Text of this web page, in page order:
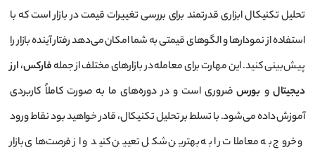
تحلیل تکنیکال ابزاری قدرتمند برای بررسی تغییرات قیمت در بازار است که با
استفاده از نمودارها و الگوهای قیمتی به شما امکان می‌دهد رفتار آینده بازار را
پیش‌بینی کنید. این مهارت برای معامله در بازارهای مختلف از جملهفارکس،ارز
دیجیتال و بورس ضروری است و در دوره‌های ما به صورت کاملاً کاربردی
آموزش داده می‌شود. با تسلط بر تحلیل تکنیکال، قادر خواهید بود نقاط ورود
و خروج به معاملات را به بهترین شکل تعیین کنید و از فرصت‌های بازار